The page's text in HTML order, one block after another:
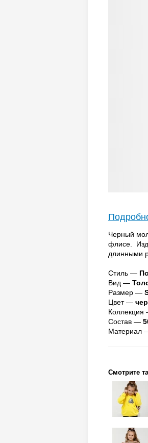
Черный
флисе.
длинными
Стиль —
Вид —
Размер —
Цвет —
Состав —
Материал
Смотрите